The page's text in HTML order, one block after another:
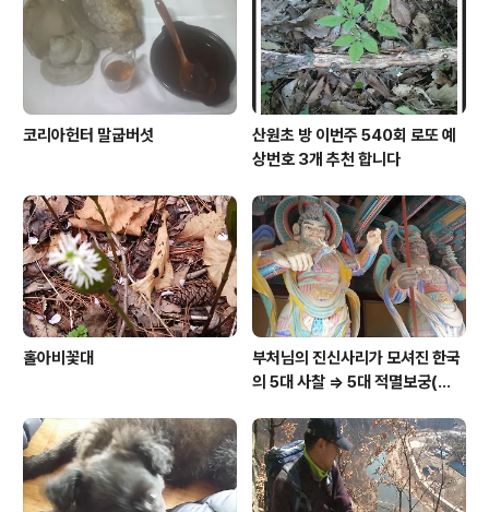
코리아헌터 말굽버섯
산원초 방 이번주 540회 로또 예
상번호 3개 추천 합니다
홀아비꽃대
부처님의 진신사리가 모셔진 한국
의 5대 사찰 => 5대 적멸보궁(寂